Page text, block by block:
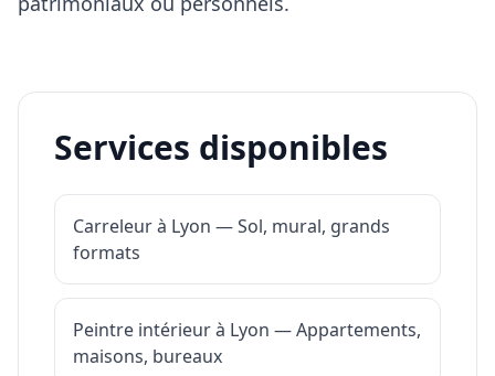
Services disponibles
Carreleur à Lyon — Sol, mural, grands
formats
Peintre intérieur à Lyon — Appartements,
maisons, bureaux